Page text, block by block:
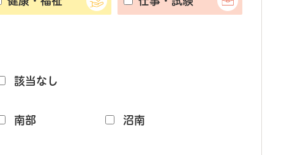
該当なし
南部 沼南